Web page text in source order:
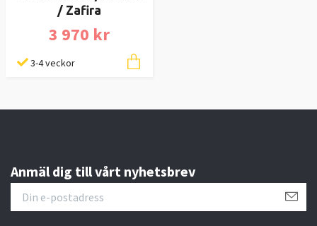
/ Zafira
3 970 kr
3-4 veckor
Anmäl dig till vårt nyhetsbrev